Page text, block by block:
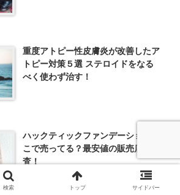
重度アトピー性皮膚炎が改善したア
トピー対策５選 ステロイドをなる
べく使わず治す！
ハックティックファンデーションど
こで売ってる？最安値の販売店調
査！
検索 トップ サイドバー